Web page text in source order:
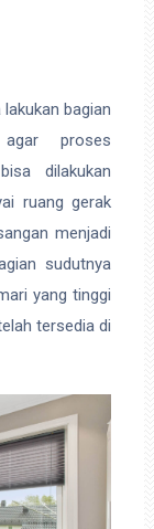
bagian
proses
dilakukan
ruang gerak
menjadi
sudutnya
yang tinggi
tersedia di